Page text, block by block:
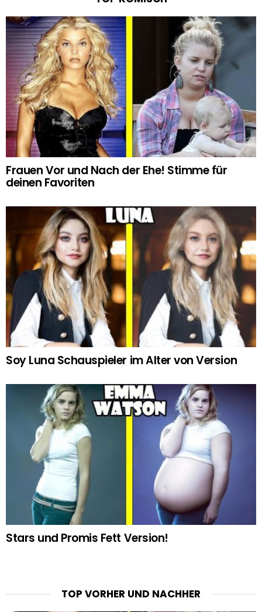
Frauen Vor und Nach der Ehe! Stimme für
deinen Favoriten
Soy Luna Schauspieler im Alter von Version
Stars und Promis Fett Version!
TOP VORHER UND NACHHER